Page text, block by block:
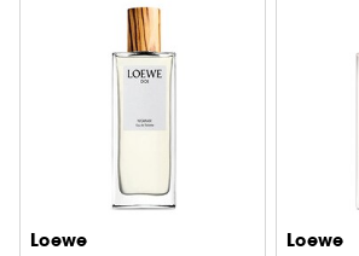
Loewe Loewe